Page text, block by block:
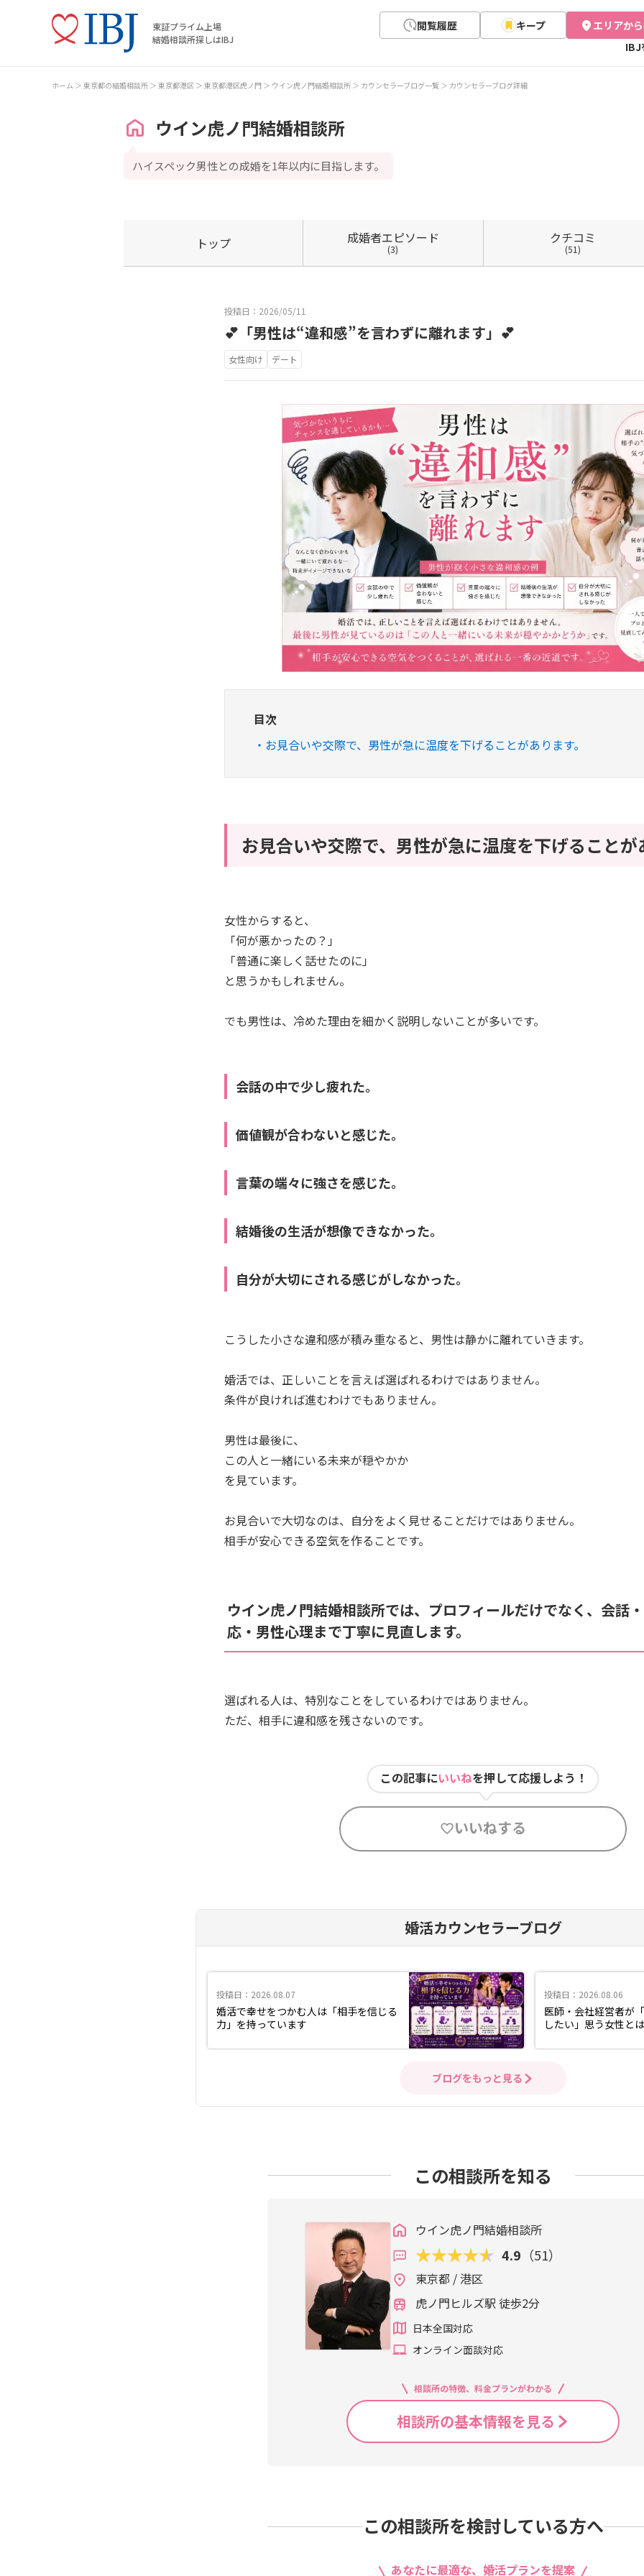
東証プライム上場
結婚相談所探しはIBJ
閲覧履歴 キープ エリアか
IBJ
ホーム 東京都の結婚相談所 東京都港区 東京都港区虎ノ門 ウイン虎ノ門結婚相談所 カウンセラーブログ一覧 カウンセラーブログ詳細
ウイン虎ノ門結婚相談所
ハイスペック男性との成婚を1年以内に目指します。
トップ 成婚者エピソード
(3)
クチコミ
(51)
投稿日：2026/05/11
💕「男性は“違和感”を言わずに離れます」💕
女性向け デート
目次
お見合いや交際で、男性が急に温度を下げることがあります。
お見合いや交際で、男性が急に温度を下げることが
女性からすると、
「何が悪かったの？」
「普通に楽しく話せたのに」
と思うかもしれません。
でも男性は、冷めた理由を細かく説明しないことが多いです。
会話の中で少し疲れた。
価値観が合わないと感じた。
言葉の端々に強さを感じた。
結婚後の生活が想像できなかった。
自分が大切にされる感じがしなかった。
こうした小さな違和感が積み重なると、男性は静かに離れていきます。
婚活では、正しいことを言えば選ばれるわけではありません。
条件が良ければ進むわけでもありません。
男性は最後に、
この人と一緒にいる未来が穏やかか
を見ています。
お見合いで大切なのは、自分をよく見せることだけではありません。
相手が安心できる空気を作ることです。
ウイン虎ノ門結婚相談所では、プロフィールだけでなく、会話
応・男性心理まで丁寧に見直します。
選ばれる人は、特別なことをしているわけではありません。
ただ、相手に違和感を残さないのです。
この記事にいいねを押して応援しよう！
いいねする
婚活カウンセラーブログ
投稿日：2026.08.07
婚活で幸せをつかむ人は「相手を信じる
力」を持っています
投稿日：2026.08.06
医師・会社経営者が
したい」思う女性とは
ブログをもっと見る
この相談所を知る
ウイン虎ノ門結婚相談所
4.9 （51）
東京都 / 港区
虎ノ門ヒルズ駅 徒歩2分
日本全国対応
オンライン面談対応
相談所の特徴、料金プランがわかる
相談所の基本情報を見る
この相談所を検討している方へ
あなたに最適な、婚活プランを提案